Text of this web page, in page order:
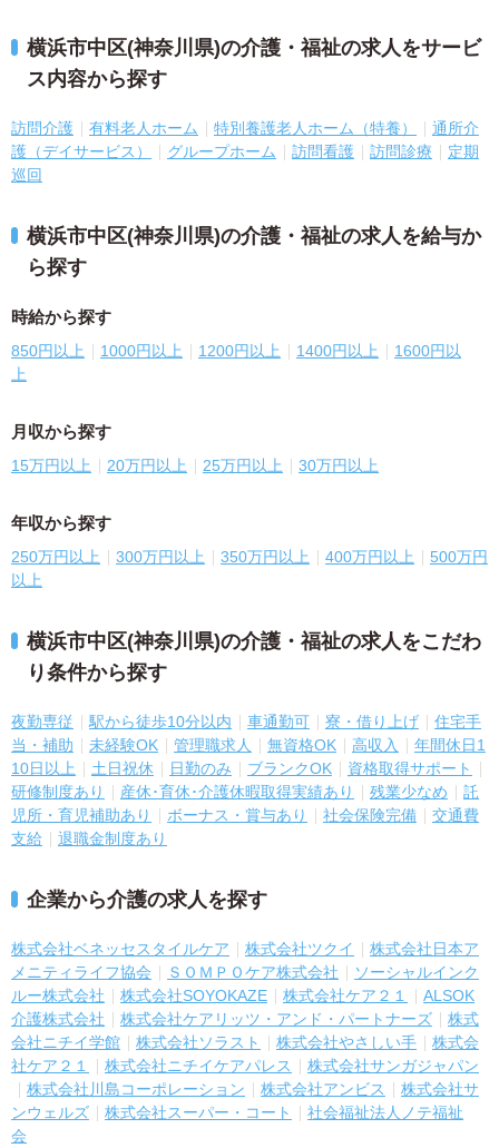
横浜市中区(神奈川県)の介護・福祉の求人をサービ
ス内容から探す
訪問介護 有料老人ホーム 特別養護老人ホーム（特養）
通所介
護（デイサービス）
グループホーム 訪問看護 訪問診療
定期
巡回
横浜市中区(神奈川県)の介護・福祉の求人を給与か
ら探す
時給から探す
850円以上 1000円以上 1200円以上 1400円以上
1600円以
上
月収から探す
15万円以上 20万円以上 25万円以上 30万円以上
年収から探す
250万円以上 300万円以上 350万円以上 400万円以上
500万円
以上
横浜市中区(神奈川県)の介護・福祉の求人をこだわ
り条件から探す
夜勤専従 駅から徒歩10分以内 車通勤可 寮・借り上げ
住宅手
当・補助
未経験OK 管理職求人 無資格OK 高収入
年間休日1
10日以上
土日祝休 日勤のみ ブランクOK
資格取得サポート
研修制度あり
産休･育休･介護休暇取得実績あり 残業少なめ
託
児所・育児補助あり
ボーナス・賞与あり 社会保険完備
交通費
支給
退職金制度あり
企業から介護の求人を探す
株式会社ベネッセスタイルケア 株式会社ツクイ
株式会社日本ア
メニティライフ協会
ＳＯＭＰＯケア株式会社
ソーシャルインク
ルー株式会社
株式会社SOYOKAZE 株式会社ケア２１
ALSOK
介護株式会社
株式会社ケアリッツ・アンド・パートナーズ
株式
会社ニチイ学館
株式会社ソラスト 株式会社やさしい手
株式会
社ケア２１
株式会社ニチイケアパレス
株式会社サンガジャパン
株式会社川島コーポレーション
株式会社アンビス
株式会社サ
ンウェルズ
株式会社スーパー・コート
社会福祉法人ノテ福祉
会